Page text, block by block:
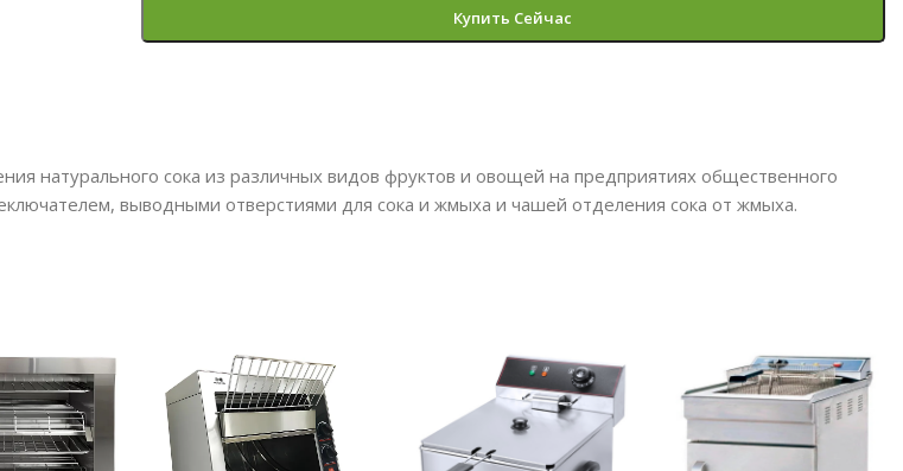
Купить Сейчас
натурального сока из различных видов фруктов и овощей на предприятиях общественного
выводными отверстиями для сока и жмыха и чашей отделения сока от жмыха.